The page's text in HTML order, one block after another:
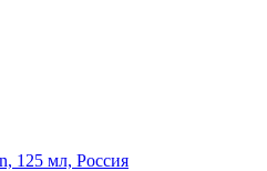
125 мл, Россия